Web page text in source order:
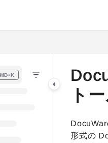
index at:
pages before exploring
ト
形式の